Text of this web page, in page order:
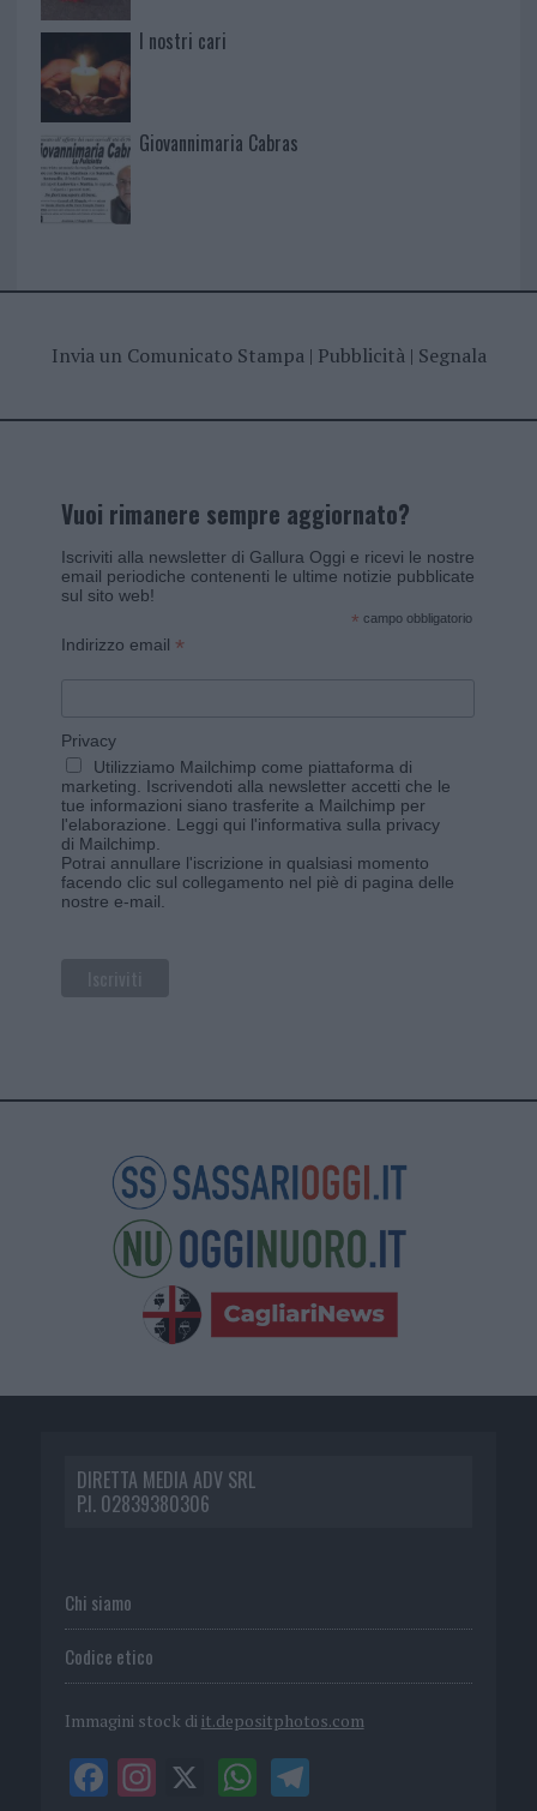
I nostri cari
Giovannimaria Cabras
Invia un Comunicato Stampa| Pubblicità| Segnala
Vuoi rimanere sempre aggiornato?
Iscriviti alla newsletter di Gallura Oggi e ricevi le nostre
email periodiche contenenti le ultime notizie pubblicate
sul sito web!
* campo obbligatorio
Indirizzo email *
Privacy
Utilizziamo Mailchimp come piattaforma di
marketing. Iscrivendoti alla newsletter accetti che le
tue informazioni siano trasferite a Mailchimp per
l'elaborazione. Leggi qui l'informativa sulla privacy
di Mailchimp
Potrai annullare l'iscrizione in qualsiasi momento
facendo clic sul collegamento nel piè di pagina delle
nostre e-mail.
DIRETTA MEDIA ADV SRL
P.I. 02839380306
Chi siamo
Codice etico
Immagini stock di it.depositphotos.com